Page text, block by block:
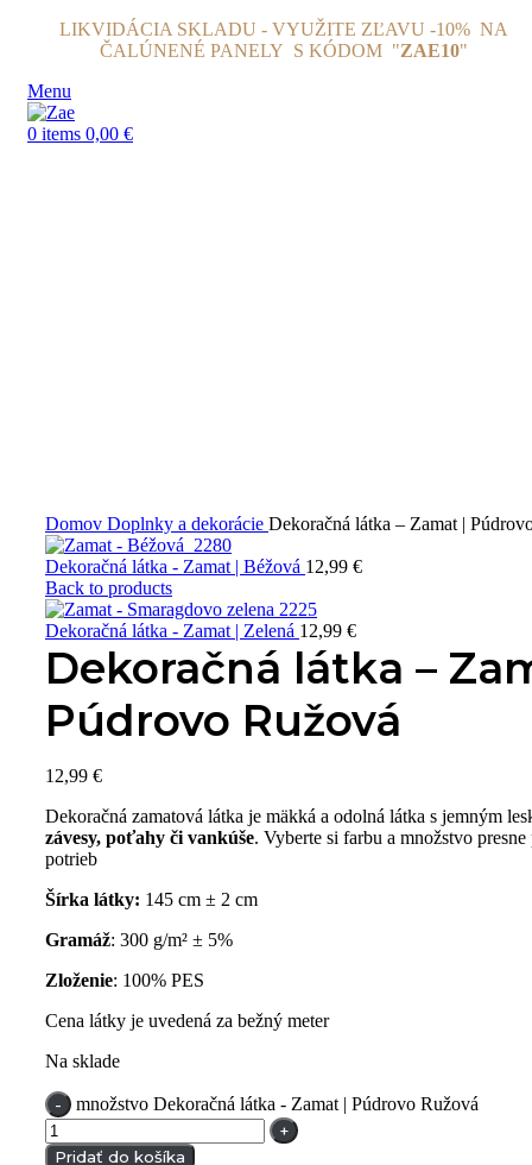
LIKVIDÁCIA SKLADU - VYUŽITE ZĽAVU -10% NA
ČALÚNENÉ PANELY S KÓDOM "ZAE10"
Menu
0 items 0,00 €
Domov Doplnky a dekorácie Dekoračná látka – Zamat |
Dekoračná látka - Zamat | Béžová 12,99 €
Back to products
Dekoračná látka - Zamat | Zelená 12,99 €
Dekoračná látka –
Púdrovo Ružová
12,99 €
Dekoračná zamatová látka je mäkká a odolná látka s jemným
závesy, poťahy či vankúše. Vyberte si farbu a množstvo
potrieb
Šírka látky: 145 cm ± 2 cm
Gramáž: 300 g/m² ± 5%
Zloženie: 100% PES
Cena látky je uvedená za bežný meter
Na sklade
množstvo Dekoračná látka - Zamat | Púdrovo Ružová
Pridať do košíka